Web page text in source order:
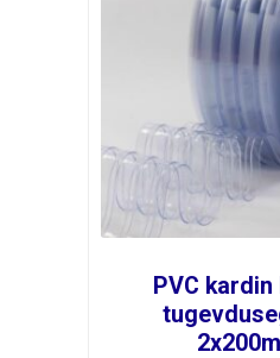
PVC